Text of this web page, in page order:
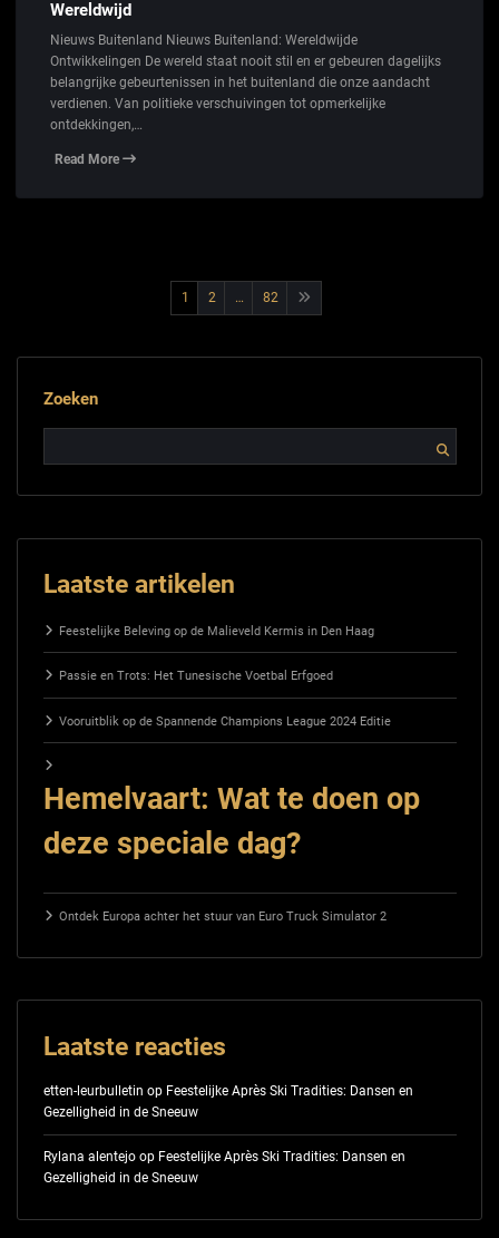
Wereldwijd
Nieuws Buitenland Nieuws Buitenland: Wereldwijde
Ontwikkelingen De wereld staat nooit stil en er gebeuren dagelijks
belangrijke gebeurtenissen in het buitenland die onze aandacht
verdienen. Van politieke verschuivingen tot opmerkelijke
ontdekkingen,…
Read More
Berichtnavigatie
1 2 … 82
Zoeken
Laatste artikelen
Feestelijke Beleving op de Malieveld Kermis in Den Haag
Passie en Trots: Het Tunesische Voetbal Erfgoed
Vooruitblik op de Spannende Champions League 2024 Editie
Hemelvaart: Wat te doen op
deze speciale dag?
Ontdek Europa achter het stuur van Euro Truck Simulator 2
Laatste reacties
etten-leurbulletin op Feestelijke Après Ski Tradities: Dansen en
Gezelligheid in de Sneeuw
Rylana alentejoop Feestelijke Après Ski Tradities: Dansen en
Gezelligheid in de Sneeuw